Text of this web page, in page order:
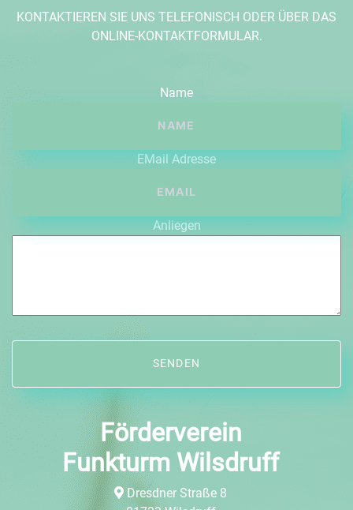
KONTAKTIEREN SIE UNS TELEFONISCH ODER ÜBER DAS
ONLINE-KONTAKTFORMULAR.
Name
EMail Adresse
Anliegen
Förderverein
Funkturm Wilsdruff
Dresdner Straße 8